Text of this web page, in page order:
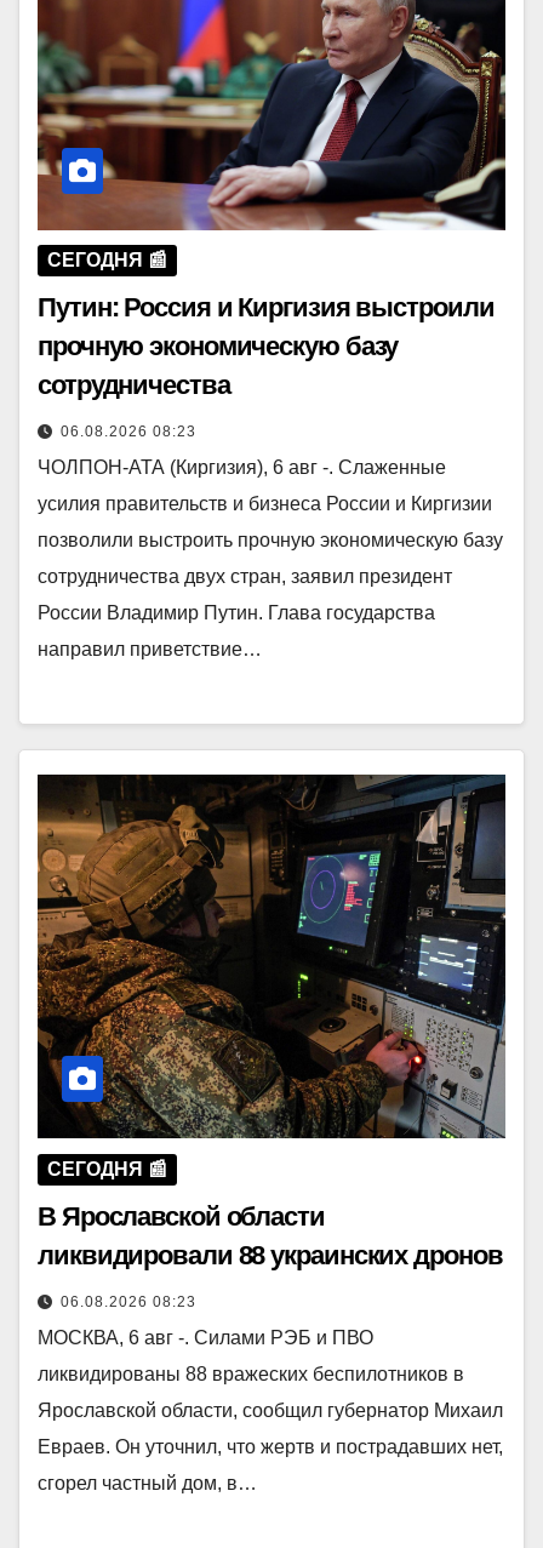
СЕГОДНЯ 📰
Путин: Россия и Киргизия выстроили
прочную экономическую базу
сотрудничества
06.08.2026 08:23
ЧОЛПОН-АТА (Киргизия), 6 авг -. Слаженные
усилия правительств и бизнеса России и Киргизии
позволили выстроить прочную экономическую базу
сотрудничества двух стран, заявил президент
России Владимир Путин. Глава государства
направил приветствие…
СЕГОДНЯ 📰
В Ярославской области
ликвидировали 88 украинских дронов
06.08.2026 08:23
МОСКВА, 6 авг -. Силами РЭБ и ПВО
ликвидированы 88 вражеских беспилотников в
Ярославской области, сообщил губернатор Михаил
Евраев. Он уточнил, что жертв и пострадавших нет,
сгорел частный дом, в…